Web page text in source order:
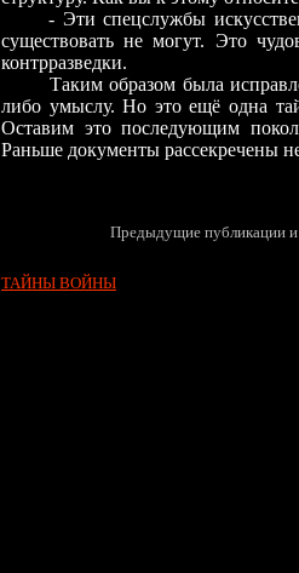
- Эти спецслужбы
существовать не могут. Это
контрразведки.
Таким образом была
либо умыслу. Но это ещё одна
Оставим это последующим
Раньше документы рассекречены
Предыдущие публикации и
ТАЙНЫ ВОЙНЫ